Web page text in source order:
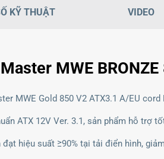
KỸ THUẬT VIDEO
MWE
MWE Gold 850 V2 ATX3.1 A/EU
ATX 12V Ver. 3.1, sản phẩm hỗ trợ
đạt hiệu suất ≥90% tại tải điển hình,